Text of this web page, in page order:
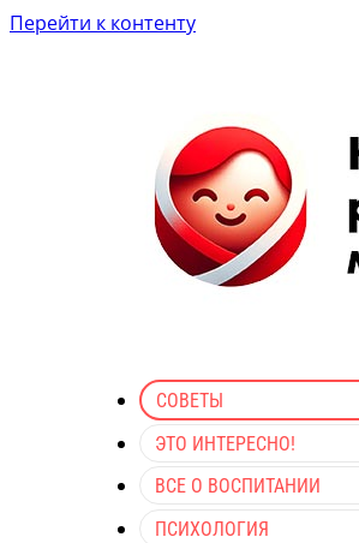
Перейти к контенту
СОВЕТЫ
ЭТО ИНТЕРЕСНО!
ВСЕ О ВОСПИТАНИИ
ПСИХОЛОГИЯ